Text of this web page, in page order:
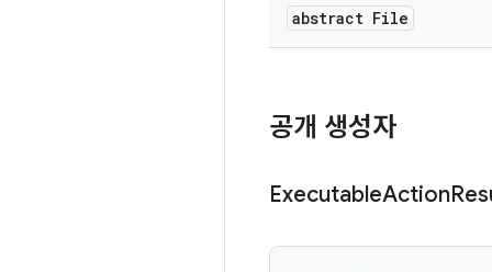
abstract File
공개 생성자
ExecutableAction